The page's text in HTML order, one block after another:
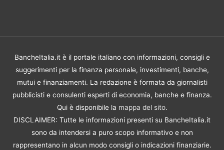
BancheItalia.it è il portale italiano con informazioni, consigli e
suggerimenti per la finanza personale, investimenti, banche,
mutui e finanziamenti. La redazione è formata da giornalisti
pubblicisti e consulenti esperti di economia, banche e finanza.
Qui è disponibile la mappa del sito.
DISCLAIMER: Tutte le informazioni presenti su BancheItalia.it
sono da intendersi a puro scopo informativo e non
rappresentano in alcun modo consigli o indicazioni finanziarie.